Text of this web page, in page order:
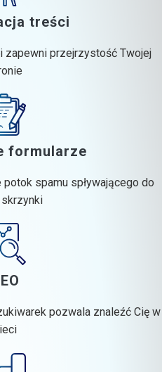
treści
zapewni przejrzystość Twojej
formularze
spamu spływającego do
pozwala znaleźć Cię w